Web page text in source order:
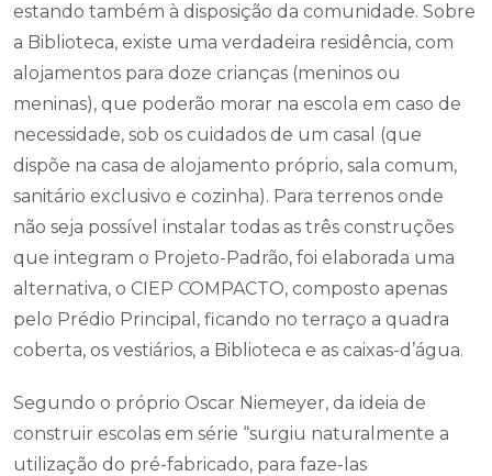
estando também à disposição da comunidade. Sobre
a Biblioteca, existe uma verdadeira residência, com
alojamentos para doze crianças (meninos ou
meninas), que poderão morar na escola em caso de
necessidade, sob os cuidados de um casal (que
dispõe na casa de alojamento próprio, sala comum,
sanitário exclusivo e cozinha). Para terrenos onde
não seja possível instalar todas as três construções
que integram o Projeto-Padrão, foi elaborada uma
alternativa, o CIEP COMPACTO, composto apenas
pelo Prédio Principal, ficando no terraço a quadra
coberta, os vestiários, a Biblioteca e as caixas-d’água.
Segundo o próprio Oscar Niemeyer, da ideia de
construir escolas em série “surgiu naturalmente a
utilização do pré-fabricado, para faze-las